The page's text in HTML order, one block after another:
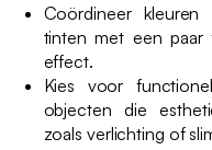
Coördineer
tinten met een paar
effect.
Kies voor
objecten die
zoals verlichting of